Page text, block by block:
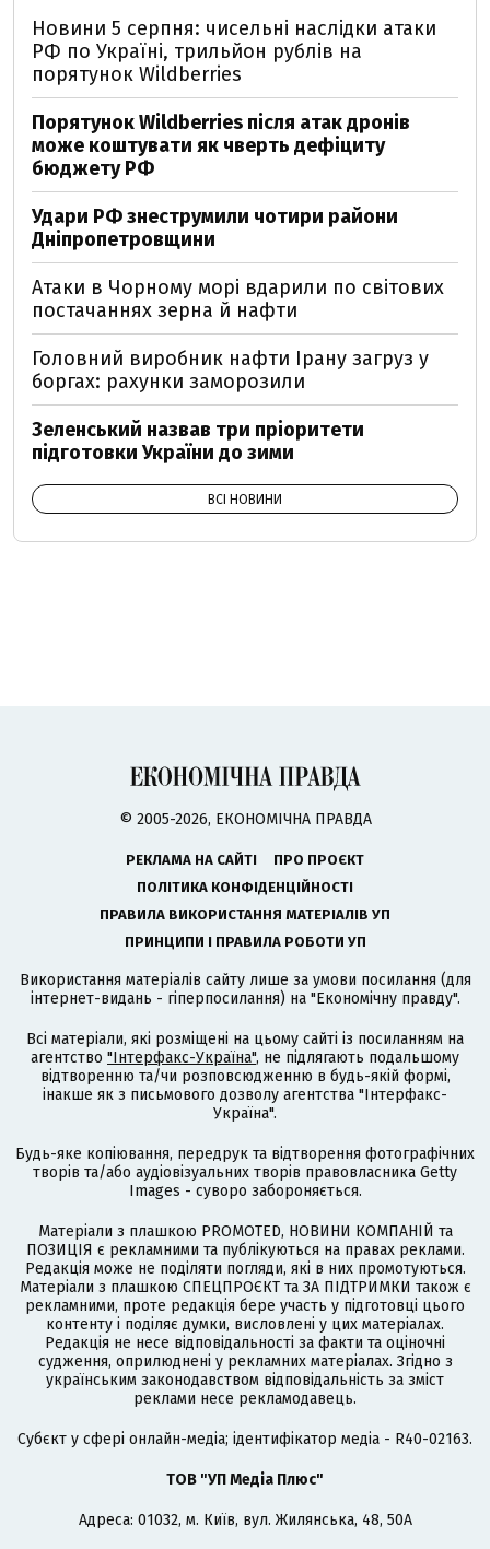
Новини 5 серпня: чисельні наслідки атаки
РФ по Україні, трильйон рублів на
порятунок Wildberries
Порятунок Wildberries після атак дронів
може коштувати як чверть дефіциту
бюджету РФ
Удари РФ знеструмили чотири райони
Дніпропетровщини
Атаки в Чорному морі вдарили по світових
постачаннях зерна й нафти
Головний виробник нафти Ірану загруз у
боргах: рахунки заморозили
Зеленський назвав три пріоритети
підготовки України до зими
ВСІ НОВИНИ
© 2005-2026, ЕКОНОМІЧНА ПРАВДА
РЕКЛАМА НА САЙТІ
ПРО ПРОЄКТ
ПОЛІТИКА КОНФІДЕНЦІЙНОСТІ
ПРАВИЛА ВИКОРИСТАННЯ МАТЕРІАЛІВ УП
ПРИНЦИПИ І ПРАВИЛА РОБОТИ УП
Використання матеріалів сайту лише за умови посилання (для
інтернет-видань - гіперпосилання) на "Економічну правду".
Всі матеріали, які розміщені на цьому сайті із посиланням на
агентство "Інтерфакс-Україна", не підлягають подальшому
відтворенню та/чи розповсюдженню в будь-якій формі,
інакше як з письмового дозволу агентства "Інтерфакс-
Україна".
Будь-яке копіювання, передрук та відтворення фотографічних
творів та/або аудіовізуальних творів правовласника Getty
Images - суворо забороняється.
Матеріали з плашкою PROMOTED, НОВИНИ КОМПАНІЙ та
ПОЗИЦІЯ є рекламними та публікуються на правах реклами.
Редакція може не поділяти погляди, які в них промотуються.
Матеріали з плашкою СПЕЦПРОЄКТ та ЗА ПІДТРИМКИ також є
рекламними, проте редакція бере участь у підготовці цього
контенту і поділяє думки, висловлені у цих матеріалах.
Редакція не несе відповідальності за факти та оціночні
судження, оприлюднені у рекламних матеріалах. Згідно з
українським законодавством відповідальність за зміст
реклами несе рекламодавець.
Cубєкт у сфері онлайн-медіа; ідентифікатор медіа - R40-02163.
ТОВ "УП Медіа Плюс"
Адреса: 01032, м. Київ, вул. Жилянська, 48, 50А